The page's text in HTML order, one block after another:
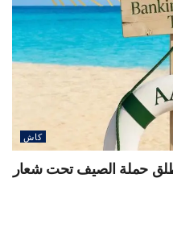
كاش
يطلق حملة الصيف تحت شعار